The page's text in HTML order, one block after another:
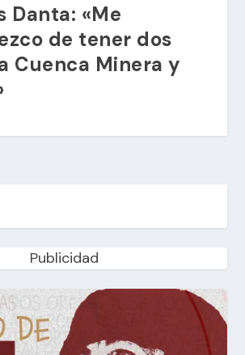
Danta: «Me
de tener dos
Cuenca Minera y
Publicidad